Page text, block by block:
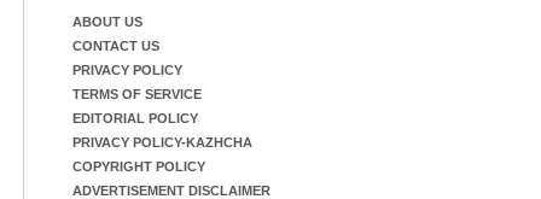
ABOUT US
CONTACT US
PRIVACY POLICY
TERMS OF SERVICE
EDITORIAL POLICY
PRIVACY POLICY-KAZHCHA
COPYRIGHT POLICY
ADVERTISEMENT DISCLAIMER